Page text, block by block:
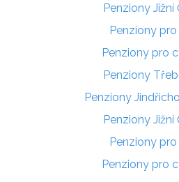
Penziony Jižní
Penziony
Penziony pro
Penziony
Penziony
Penziony Jižní
Penziony
Penziony pro